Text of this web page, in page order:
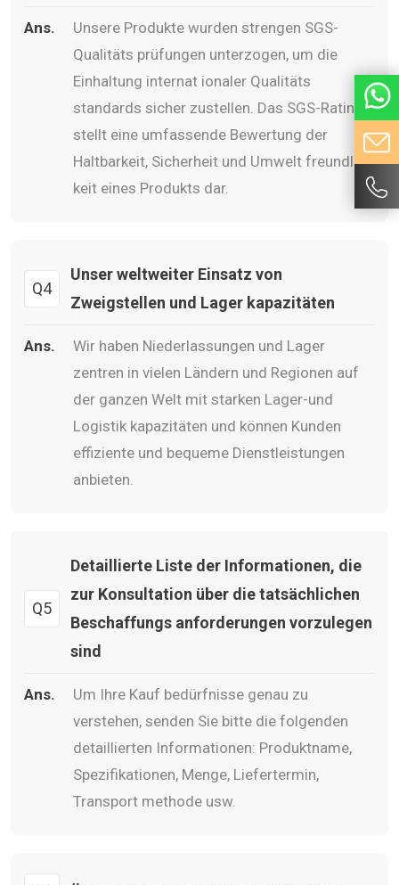
Ans.
Unsere Produkte wurden strengen SGS-
Qualitäts prüfungen unterzogen, um die
Einhaltung internat ionaler Qualitäts
standards sicher zustellen. Das SGS-Rating
stellt eine umfassende Bewertung der
Haltbarkeit, Sicherheit und Umwelt freundlich
keit eines Produkts dar.
Q4
Unser weltweiter Einsatz von
Zweigstellen und Lager kapazitäten
Ans.
Wir haben Niederlassungen und Lager
zentren in vielen Ländern und Regionen auf
der ganzen Welt mit starken Lager-und
Logistik kapazitäten und können Kunden
effiziente und bequeme Dienstleistungen
anbieten.
Q5
Detaillierte Liste der Informationen, die
zur Konsultation über die tatsächlichen
Beschaffungs anforderungen vorzulegen
sind
Ans.
Um Ihre Kauf bedürfnisse genau zu
verstehen, senden Sie bitte die folgenden
detaillierten Informationen: Produktname,
Spezifikationen, Menge, Liefertermin,
Transport methode usw.